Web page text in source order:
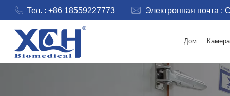
Тел. : +86 18559227773 Электронная почта :
Дом